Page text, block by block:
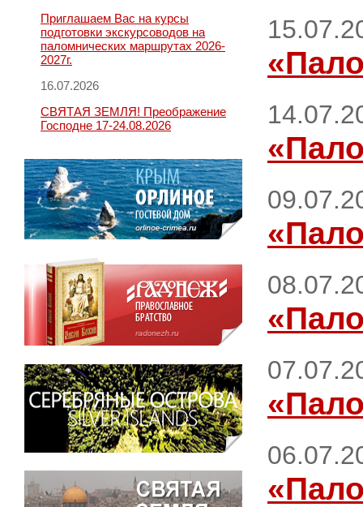
Приглашаем Вас на курсы
подготовки экскурсоводов на
паломнических маршрутах 2026-
2027г.
16.07.2026
СВЯТАЯ ЗЕМЛЯ! Преображение
Господне 17-24.08.2026